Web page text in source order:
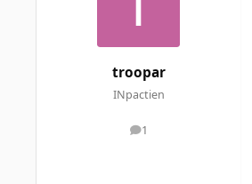
troopar
INpactien
1
messages